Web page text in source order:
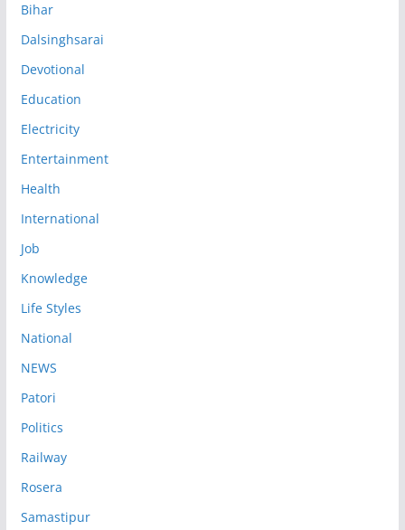
Bihar
Dalsinghsarai
Devotional
Education
Electricity
Entertainment
Health
International
Job
Knowledge
Life Styles
National
NEWS
Patori
Politics
Railway
Rosera
Samastipur